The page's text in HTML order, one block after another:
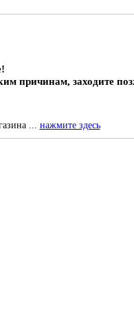
причинам, заходите
... нажмите здесь